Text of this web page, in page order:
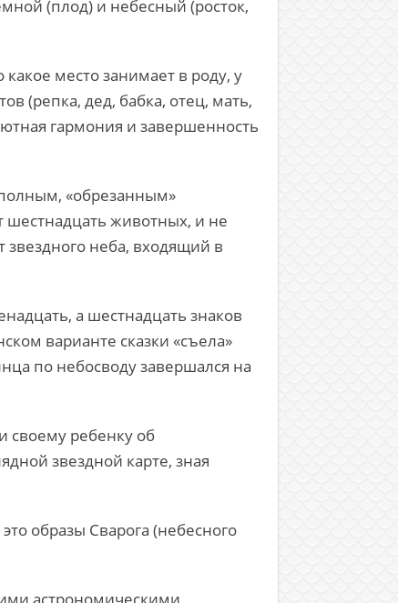
(плод) и небесный (росток,
место занимает в роду, у
(репка, дед, бабка, отец, мать,
гармония и завершенность
«обрезанным»
шестнадцать животных, и не
звездного неба, входящий в
а шестнадцать знаков
варианте сказки «съела»
по небосводу завершался на
своему ребенку об
звездной карте, зная
образы Сварога (небесного